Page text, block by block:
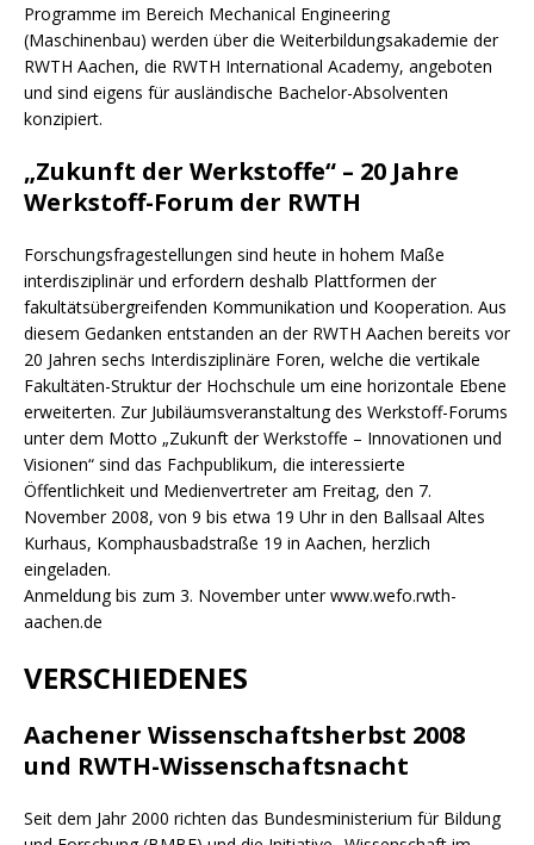
Programme im Bereich Mechanical Engineering
(Maschinenbau) werden über die Weiterbildungsakademie der
RWTH Aachen, die RWTH International Academy, angeboten
und sind eigens für ausländische Bachelor-Absolventen
konzipiert.
„Zukunft der Werkstoffe“ – 20 Jahre
Werkstoff-Forum der RWTH
Forschungsfragestellungen sind heute in hohem Maße
interdisziplinär und erfordern deshalb Plattformen der
fakultätsübergreifenden Kommunikation und Kooperation. Aus
diesem Gedanken entstanden an der RWTH Aachen bereits vor
20 Jahren sechs Interdisziplinäre Foren, welche die vertikale
Fakultäten-Struktur der Hochschule um eine horizontale Ebene
erweiterten. Zur Jubiläumsveranstaltung des Werkstoff-Forums
unter dem Motto „Zukunft der Werkstoffe – Innovationen und
Visionen“ sind das Fachpublikum, die interessierte
Öffentlichkeit und Medienvertreter am Freitag, den 7.
November 2008, von 9 bis etwa 19 Uhr in den Ballsaal Altes
Kurhaus, Komphausbadstraße 19 in Aachen, herzlich
eingeladen.
Anmeldung bis zum 3. November unter www.wefo.rwth-
aachen.de
VERSCHIEDENES
Aachener Wissenschaftsherbst 2008
und RWTH-Wissenschaftsnacht
Seit dem Jahr 2000 richten das Bundesministerium für Bildung